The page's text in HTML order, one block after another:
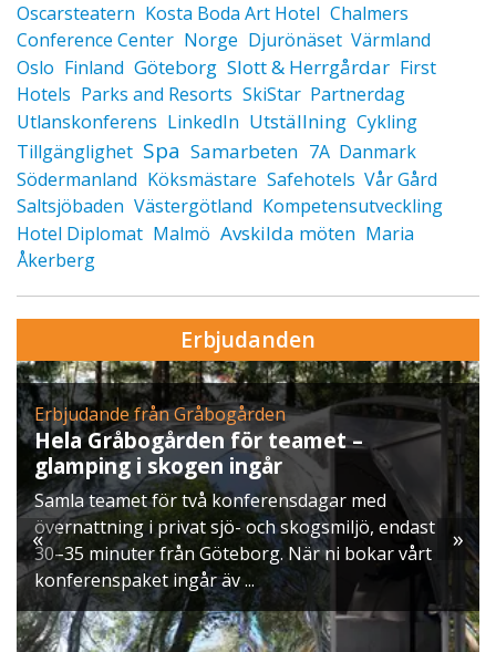
Oscarsteatern Kosta Boda Art Hotel Chalmers
Conference Center Norge Djurönäset Värmland
Oslo Finland Göteborg Slott & Herrgårdar First
Hotels Parks and Resorts SkiStar Partnerdag
Utlanskonferens LinkedIn Utställning Cykling
Tillgänglighet Spa Samarbeten 7A Danmark
Södermanland Köksmästare Safehotels Vår Gård
Saltsjöbaden Västergötland Kompetensutveckling
Hotel Diplomat Malmö Avskilda möten Maria
Åkerberg
Erbjudanden
teamet –
med
skogsmiljö, endast
När ni bokar vårt
...
Erbjudande från
Julbord på Ekerö
När vintern lägger sig över
ett klassiskt svenskt
möts ni av doften av gran,
och smaker ...
« »